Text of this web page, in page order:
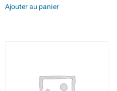
Ajouter au panier